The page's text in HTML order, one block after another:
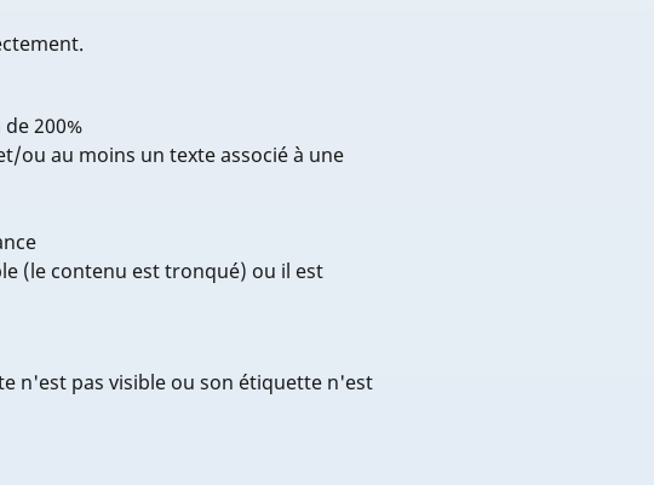
200%
ou au moins un texte associé à une
(le contenu est tronqué) ou il est
n'est pas visible ou son étiquette n'est